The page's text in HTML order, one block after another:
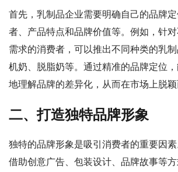
首先，乳制品企业需要明确自己的品牌
者、产品特点和品牌价值等。例如，针
需求的消费者，可以推出不同种类的乳
机奶、脱脂奶等。通过精准的品牌定位
地理解品牌的差异化，从而在市场上脱颖
二、打造独特品牌形象
独特的品牌形象是吸引消费者的重要因
借助创意广告、包装设计、品牌故事等